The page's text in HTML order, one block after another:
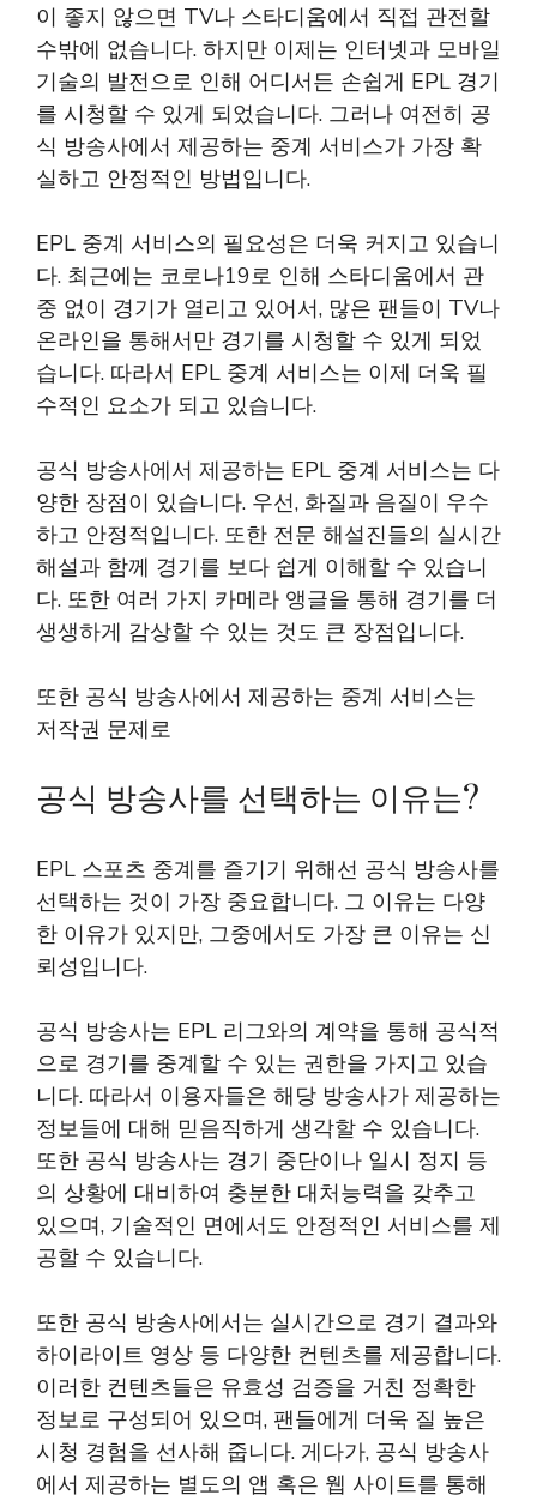
이 좋지 않으면 TV나 스타디움에서 직접 관전할
수밖에 없습니다. 하지만 이제는 인터넷과 모바일
기술의 발전으로 인해 어디서든 손쉽게 EPL 경기
를 시청할 수 있게 되었습니다. 그러나 여전히 공
식 방송사에서 제공하는 중계 서비스가 가장 확
실하고 안정적인 방법입니다.
EPL 중계 서비스의 필요성은 더욱 커지고 있습니
다. 최근에는 코로나19로 인해 스타디움에서 관
중 없이 경기가 열리고 있어서, 많은 팬들이 TV나
온라인을 통해서만 경기를 시청할 수 있게 되었
습니다. 따라서 EPL 중계 서비스는 이제 더욱 필
수적인 요소가 되고 있습니다.
공식 방송사에서 제공하는 EPL 중계 서비스는 다
양한 장점이 있습니다. 우선, 화질과 음질이 우수
하고 안정적입니다. 또한 전문 해설진들의 실시간
해설과 함께 경기를 보다 쉽게 이해할 수 있습니
다. 또한 여러 가지 카메라 앵글을 통해 경기를 더
생생하게 감상할 수 있는 것도 큰 장점입니다.
또한 공식 방송사에서 제공하는 중계 서비스는
저작권 문제로
공식 방송사를 선택하는 이유는?
EPL 스포츠 중계를 즐기기 위해선 공식 방송사를
선택하는 것이 가장 중요합니다. 그 이유는 다양
한 이유가 있지만, 그중에서도 가장 큰 이유는 신
뢰성입니다.
공식 방송사는 EPL 리그와의 계약을 통해 공식적
으로 경기를 중계할 수 있는 권한을 가지고 있습
니다. 따라서 이용자들은 해당 방송사가 제공하는
정보들에 대해 믿음직하게 생각할 수 있습니다.
또한 공식 방송사는 경기 중단이나 일시 정지 등
의 상황에 대비하여 충분한 대처능력을 갖추고
있으며, 기술적인 면에서도 안정적인 서비스를 제
공할 수 있습니다.
또한 공식 방송사에서는 실시간으로 경기 결과와
하이라이트 영상 등 다양한 컨텐츠를 제공합니다.
이러한 컨텐츠들은 유효성 검증을 거친 정확한
정보로 구성되어 있으며, 팬들에게 더욱 질 높은
시청 경험을 선사해 줍니다. 게다가, 공식 방송사
에서 제공하는 별도의 앱 혹은 웹 사이트를 통해